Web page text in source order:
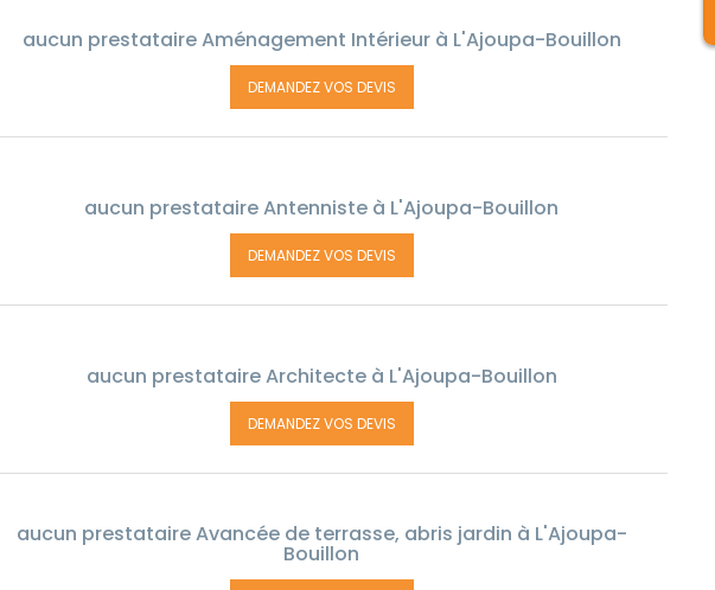
aucun prestataire Aménagement Intérieur à L'Ajoupa-Bouillon
DEMANDEZ VOS DEVIS
aucun prestataire Antenniste à L'Ajoupa-Bouillon
DEMANDEZ VOS DEVIS
aucun prestataire Architecte à L'Ajoupa-Bouillon
DEMANDEZ VOS DEVIS
aucun prestataire Avancée de terrasse, abris jardin à L'Ajoupa-
Bouillon